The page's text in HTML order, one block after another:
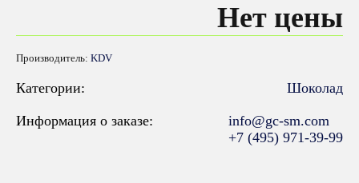
Нет цены
Производитель:KDV
Категории: Шоколад
Информация о заказе:
info@gc-sm.com
+7 (495) 971-39-99